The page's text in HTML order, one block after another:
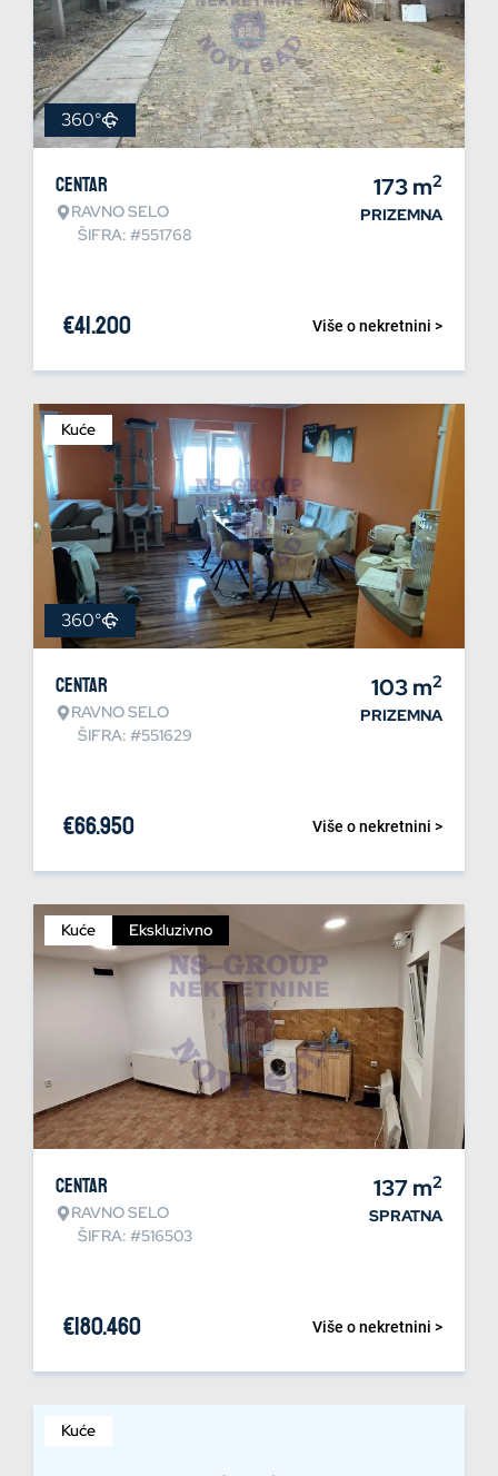
360°
Centar
RAVNO SELO
ŠIFRA: #551768
173m2
PRIZEMNA
Više o nekretnini >
€41.200
Kuće
360°
Centar
RAVNO SELO
ŠIFRA: #551629
103m2
PRIZEMNA
Više o nekretnini >
€66.950
Kuće Ekskluzivno
Centar
RAVNO SELO
ŠIFRA: #516503
137m2
SPRATNA
Više o nekretnini >
€180.460
Kuće